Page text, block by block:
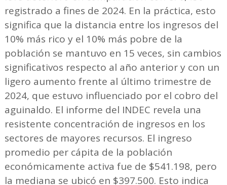
registrado a fines de 2024. En la práctica, esto
significa que la distancia entre los ingresos del
10% más rico y el 10% más pobre de la
población se mantuvo en 15 veces, sin cambios
significativos respecto al año anterior y con un
ligero aumento frente al último trimestre de
2024, que estuvo influenciado por el cobro del
aguinaldo. El informe del INDEC revela una
resistente concentración de ingresos en los
sectores de mayores recursos. El ingreso
promedio per cápita de la población
económicamente activa fue de $541.198, pero
la mediana se ubicó en $397.500. Esto indica